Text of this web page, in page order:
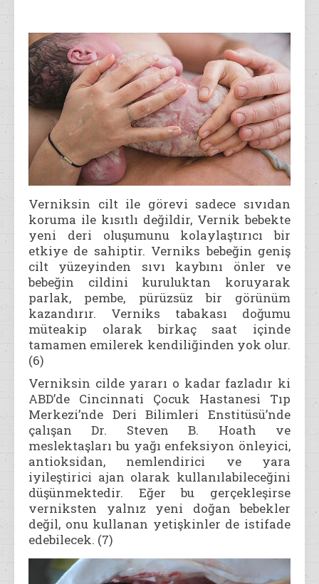
Verniksin cilt ile görevi sadece sıvıdan
koruma ile kısıtlı değildir, Vernik bebekte
yeni deri oluşumunu kolaylaştırıcı bir
etkiye de sahiptir. Verniks bebeğin geniş
cilt yüzeyinden sıvı kaybını önler ve
bebeğin cildini kuruluktan koruyarak
parlak, pembe, pürüzsüz bir görünüm
kazandırır. Verniks tabakası doğumu
müteakip olarak birkaç saat içinde
tamamen emilerek kendiliğinden yok olur.
(6)
Verniksin cilde yararı o kadar fazladır ki
ABD’de Cincinnati Çocuk Hastanesi Tıp
Merkezi’nde Deri Bilimleri Enstitüsü’nde
çalışan Dr. Steven B. Hoath ve
meslektaşları bu yağı enfeksiyon önleyici,
antioksidan, nemlendirici ve yara
iyileştirici ajan olarak kullanılabileceğini
düşünmektedir. Eğer bu gerçekleşirse
verniksten yalnız yeni doğan bebekler
değil, onu kullanan yetişkinler de istifade
edebilecek. (7)